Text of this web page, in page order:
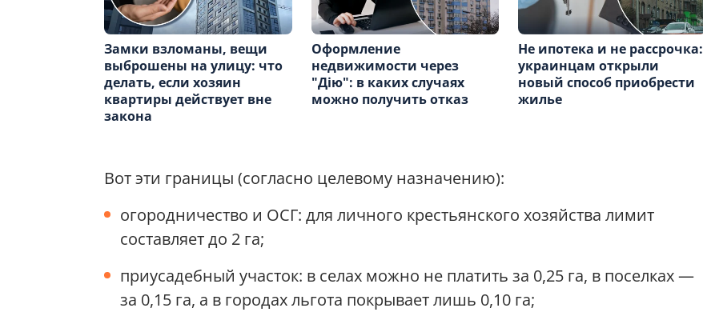
Замки взломаны, вещи
выброшены на улицу: что
делать, если хозяин
квартиры действует вне
закона
Оформление
недвижимости через
"Дію": в каких случаях
можно получить отказ
Не ипотека и не рассрочка:
украинцам открыли
новый способ приобрести
жилье
Вот эти границы (согласно целевому назначению):
огородничество и ОСГ: для личного крестьянского хозяйства лимит
составляет до 2 га;
приусадебный участок: в селах можно не платить за 0,25 га, в поселках —
за 0,15 га, а в городах льгота покрывает лишь 0,10 га;